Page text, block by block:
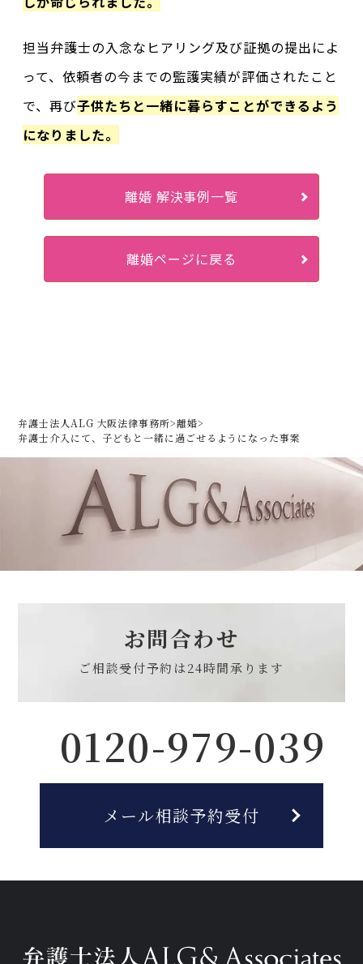
担当弁護士の入念なヒアリング及び証拠の提出によ
って、依頼者の今までの監護実績が評価されたこと
で、再び子供たちと一緒に暮らすことができるよう
になりました。
離婚 解決事例一覧
離婚ページに戻る
弁護士法人ALG 大阪法律事務所>離婚>
弁護士介入にて、子どもと一緒に過ごせるようになった事案
お問合わせ
ご相談受付予約は24時間承ります
0120-979-039
メール相談予約受付